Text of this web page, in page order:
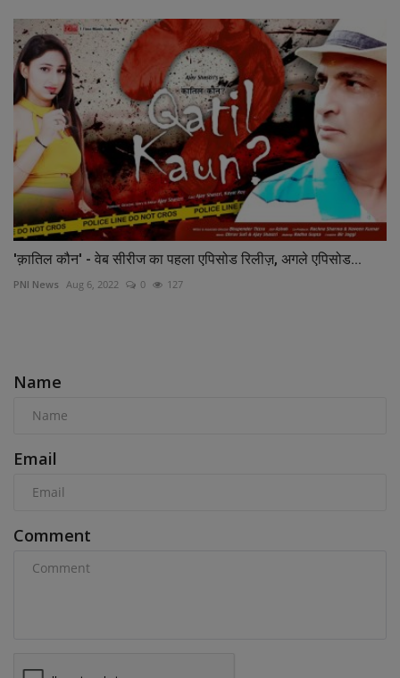
'क़ातिल कौन' - वेब सीरीज का पहला एपिसोड रिलीज़, अगले एपिसोड...
PNI News Aug 6, 2022 0 127
Name
Email
Comment